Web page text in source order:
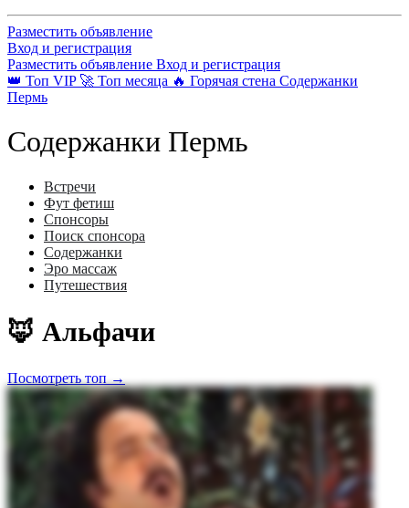
Разместить объявление
Вход и регистрация
Разместить объявление Вход и регистрация
👑 Топ VIP 🚀 Топ месяца 🔥 Горячая стена Содержанки
Пермь
Содержанки Пермь
Встречи
Фут фетиш
Спонсоры
Поиск спонсора
Содержанки
Эро массаж
Путешествия
🦊 Альфачи
Посмотреть топ →